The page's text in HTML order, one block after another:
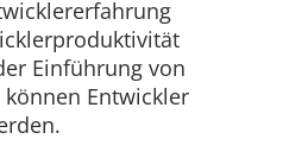
Einführung von
Entwickler